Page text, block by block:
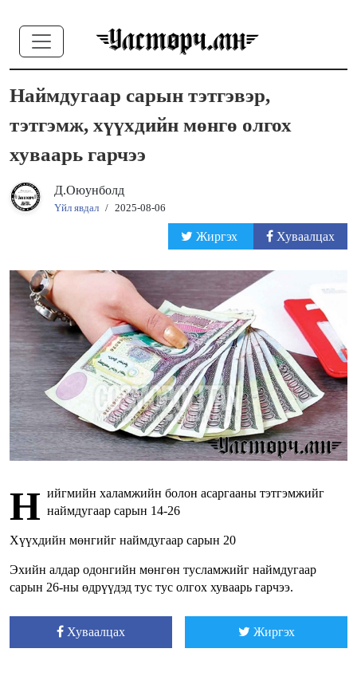
Наймдугаар сарын тэтгэвэр,
тэтгэмж, хүүхдийн мөнгө олгох
хуваарь гарчээ
Д.Оюунболд
Үйл явдал / 2025-08-06
Жиргэх Хуваалцах
Н ийгмийн халамжийн болон асаргааны тэтгэмжийг
наймдугаар сарын 14-26
Хүүхдийн мөнгийг наймдугаар сарын 20
Эхийн алдар одонгийн мөнгөн тусламжийг наймдугаар
сарын 26-ны өдрүүдэд тус тус олгох хуваарь гарчээ.
Хуваалцах Жиргэх